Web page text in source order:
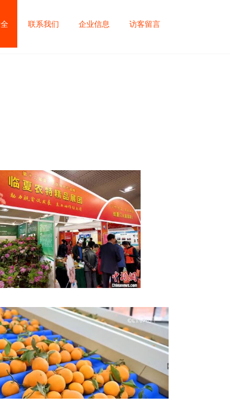
联系我们 企业信息 访客留言